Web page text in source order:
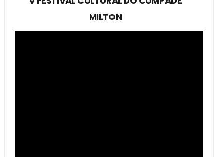
MILTON